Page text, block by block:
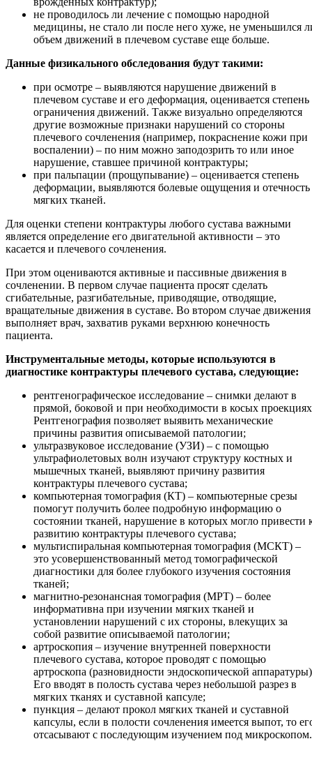
не проводилось ли лечение с помощью народной
медицины, не стало ли после него хуже, не уменьшился
объем движений в плечевом суставе еще больше.
Данные физикального обследования будут такими:
при осмотре – выявляются нарушение движений в
плечевом суставе и его деформация, оценивается степень
ограничения движений. Также визуально определяются
другие возможные признаки нарушений со стороны
плечевого сочленения (например, покраснение кожи при
воспалении) – по ним можно заподозрить то или иное
нарушение, ставшее причиной контрактуры;
при пальпации (прощупывание) – оценивается степень
деформации, выявляются болевые ощущения и отечность
мягких тканей.
Для оценки степени контрактуры любого сустава важными
является определение его двигательной активности – это
касается и плечевого сочленения.
При этом оцениваются активные и пассивные движения в
сочленении. В первом случае пациента просят сделать
сгибательные, разгибательные, приводящие, отводящие,
вращательные движения в суставе. Во втором случае движения
выполняет врач, захватив руками верхнюю конечность
пациента.
Инструментальные методы, которые используются в
диагностике контрактуры плечевого сустава, следующие:
рентгенографическое исследование – снимки делают в
прямой, боковой и при необходимости в косых
Рентгенография позволяет выявить механические
причины развития описываемой патологии;
ультразвуковое исследование (УЗИ) – с помощью
ультрафиолетовых волн изучают структуру костных и
мышечных тканей, выявляют причину развития
контрактуры плечевого сустава;
компьютерная томография (КТ) – компьютерные срезы
помогут получить более подробную информацию о
состоянии тканей, нарушение в которых могло привести
развитию контрактуры плечевого сустава;
мультиспиральная компьютерная томография (МСКТ) –
это усовершенствованный метод томографической
диагностики для более глубокого изучения состояния
тканей;
магнитно-резонансная томография (МРТ) – более
информативна при изучении мягких тканей и
установлении нарушений с их стороны, влекущих за
собой развитие описываемой патологии;
артроскопия – изучение внутренней поверхности
плечевого сустава, которое проводят с помощью
артроскопа (разновидности эндоскопической
Его вводят в полость сустава через небольшой разрез в
мягких тканях и суставной капсуле;
пункция – делают прокол мягких тканей и суставной
капсулы, если в полости сочленения имеется выпот, то
отсасывают с последующим изучением под микроскопом.